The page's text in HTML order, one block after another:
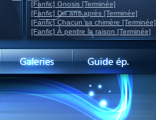
[Fanfic] Gnosis [Terminée]
[Fanfic] Dix ans après [Terminée]
[Fanfic] Chacun sa chimère [Terminée]
[Fanfic] À perdre la raison [Terminée]